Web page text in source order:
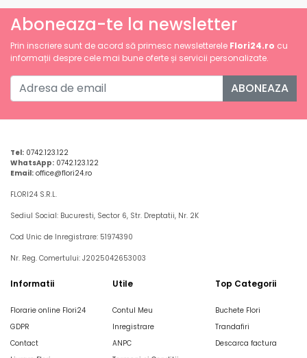
Aboneaza-te la newsletter
Prin inscriere sunt de acord să primesc newsletterele Flori24.ro cu
informații despre cele mai bune oferte și servicii personalizate.
ABONEAZA
Tel: 0742.123.122
WhatsApp: 0742.123.122
Email: office@flori24.ro
FLORI24 S.R.L.
Sediul Social: Bucuresti, Sector 6, Str. Dreptatii, Nr. 2K
Cod Unic de Inregistrare: 51974390
Nr. Reg. Comertului: J2025042653003
Informatii
Florarie online Flori24
GDPR
Contact
Utile
Contul Meu
Inregistrare
ANPC
Top Categorii
Buchete Flori
Trandafiri
Descarca factura